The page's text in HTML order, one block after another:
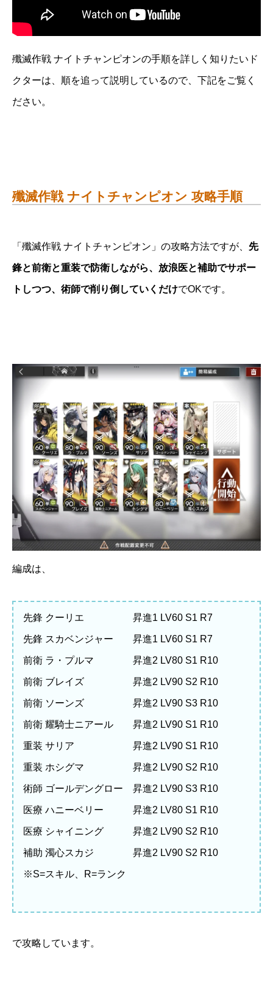
殲滅作戦 ナイトチャンピオンの手順を詳しく知りたいド
クターは、順を追って説明しているので、下記をご覧く
ださい。
殲滅作戦 ナイトチャンピオン 攻略手順
「殲滅作戦 ナイトチャンピオン」の攻略方法ですが、 先
鋒と前衛と重装で防衛しながら、放浪医と補助でサポー
トしつつ、術師で削り倒していくだけでOKです。
編成は、
先鋒 クーリエ 昇進1 LV60 S1 R7
先鋒 スカベンジャー 昇進1 LV60 S1 R7
前衛 ラ・プルマ 昇進2 LV80 S1 R10
前衛 ブレイズ 昇進2 LV90 S2 R10
前衛 ソーンズ 昇進2 LV90 S3 R10
前衛 耀騎士ニアール 昇進2 LV90 S1 R10
重装 サリア 昇進2 LV90 S1 R10
重装 ホシグマ 昇進2 LV90 S2 R10
術師 ゴールデングロー 昇進2 LV90 S3 R10
医療 ハニーベリー 昇進2 LV80 S1 R10
医療 シャイニング 昇進2 LV90 S2 R10
補助 濁心スカジ 昇進2 LV90 S2 R10
※S=スキル、R=ランク
で攻略しています。